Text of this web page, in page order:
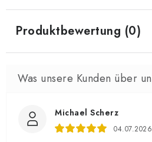
Produktbewertung (0)
Michael Scherz
04.07.2026